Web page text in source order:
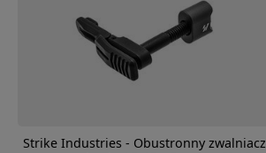
Strike Industries - Obustronny zwalniacz